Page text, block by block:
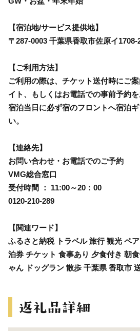
【宿泊地/サービス提供地】
〒287-0003 千葉県香取市佐原イ1708-
【ご利用方法】
ご利用の際は、チケット送付時にご
イト、もしくはお電話での事前予約
宿泊当日に必ず宿のフロントへ宿泊
い。
【連絡先】
お問い合わせ・お電話でのご予約
VMG総合窓口
受付時間 ： 11:00～20：00
0120-210-289
【関連ワード】
ふるさと納税 トラベル 旅行 観光 ペ
泊券 チケット 食事あり 夕食付き 朝
ゃん ドッグラン 散歩 千葉県 香取市